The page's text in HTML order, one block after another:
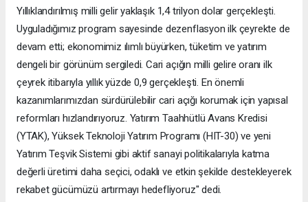
Yıllıklandırılmış milli gelir yaklaşık 1,4 trilyon dolar gerçekleşti.
Uyguladığımız program sayesinde dezenflasyon ilk çeyrekte de
devam etti; ekonomimiz ılımlı büyürken, tüketim ve yatırım
dengeli bir görünüm sergiledi. Cari açığın milli gelire oranı ilk
çeyrek itibarıyla yıllık yüzde 0,9 gerçekleşti. En önemli
kazanımlarımızdan sürdürülebilir cari açığı korumak için yapısal
reformları hızlandırıyoruz. Yatırım Taahhütlü Avans Kredisi
(YTAK), Yüksek Teknoloji Yatırım Programı (HIT-30) ve yeni
Yatırım Teşvik Sistemi gibi aktif sanayi politikalarıyla katma
değerli üretimi daha seçici, odaklı ve etkin şekilde destekleyerek
rekabet gücümüzü artırmayı hedefliyoruz" dedi.